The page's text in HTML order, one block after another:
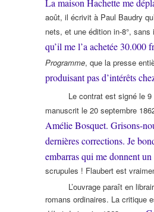
La maison Hachette me
août, il écrivit à Paul Baudry
nets, et une édition in-8°, sans
qu’il me l’a achetée
Programme, que la presse
produisant pas d’intérêts
Le contrat est signé le
manuscrit le 20 septembre
Amélie Bosquet. Grisons-
dernières corrections. Je
embarras qui me donnent
scrupules ! Flaubert est
L’ouvrage paraît en
romans ordinaires. La critique